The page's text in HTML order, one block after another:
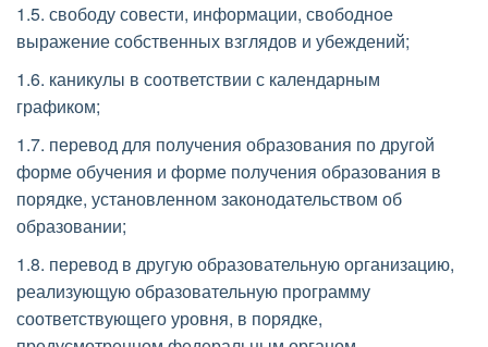
1.5. свободу совести, информации, свободное
выражение собственных взглядов и убеждений;
1.6. каникулы в соответствии с календарным
графиком;
1.7. перевод для получения образования по другой
форме обучения и форме получения образования в
порядке, установленном законодательством об
образовании;
1.8. перевод в другую образовательную организацию,
реализующую образовательную программу
соответствующего уровня, в порядке,